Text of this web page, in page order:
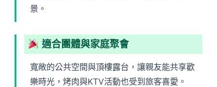
景。
適合團體與家庭聚會
寬敞的公共空間與頂樓露台，讓親友能共享歡
樂時光，烤肉與KTV活動也受到旅客喜愛。